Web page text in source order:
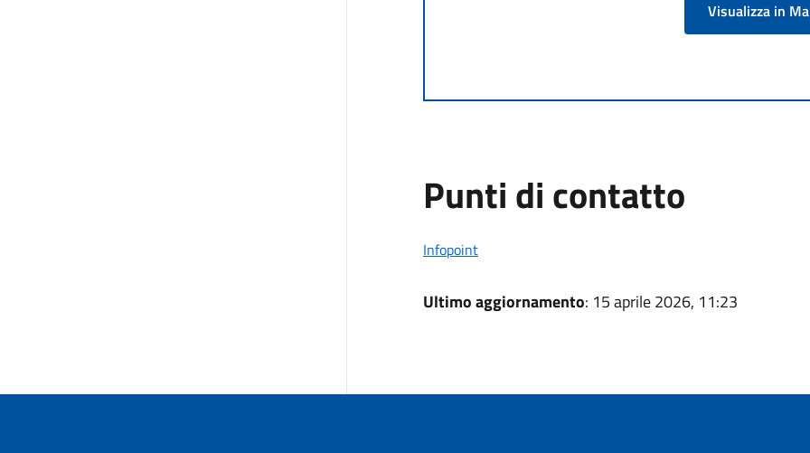
Visualizza in
Punti di contatto
Infopoint
Ultimo aggiornamento: 15 aprile 2026, 11:23